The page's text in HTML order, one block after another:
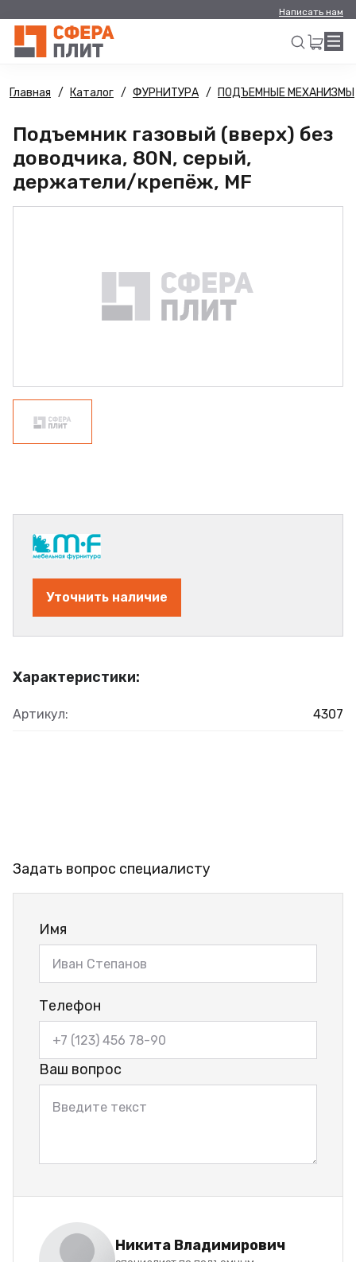
Написать нам
Искать
Главная Каталог ФУРНИТУРА ПОДЪЕМНЫЕ МЕХАНИЗМЫ
Подъемник газовый (вверх) без
доводчика, 80N, серый,
держатели/крепёж, MF
Характеристики:
Артикул: 4307
Уточнить наличие
Задать вопрос специалисту
Имя
Телефон
Ваш вопрос
Никита Владимирович